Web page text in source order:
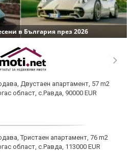
в България през 2026
Двустаен апартамент, 57 m2
област, с.Равда, 90000 EUR
Тристаен апартамент, 76 m2
област, с.Равда, 113000 EUR